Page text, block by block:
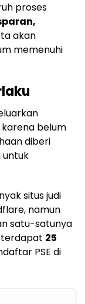
proses
akan
memenuhi
belum
diberi
untuk
situs judi
namun
satu-satunya
terdapat 25
PSE di